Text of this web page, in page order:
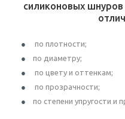
силиконовых шнуров
по плотности;
по диаметру;
по цвету и оттенкам;
по прозрачности;
по степени упругости и